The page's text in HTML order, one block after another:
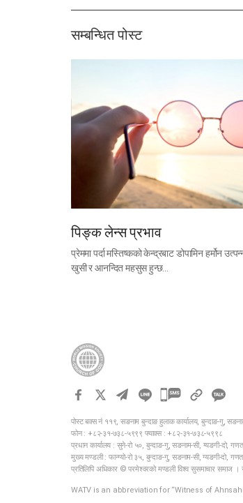
सम्बन्धित पोस्ट
पिङ्क लेन्स प्रभाव
प्रेममा पर्दा मस्तिष्कको केन्द्रबाट डोपामिन हर्मोन
खुसी र आनन्दित महसुस हुन्छ…
카
오
톡
공
하
पोस्ट बक्स नं ११९, सङनाम बुन्दाङ हुलाक कार्यालय, बुन्दाङ-गु,
फोन : +८२-३१-७३८-५९९९ फ्याक्स : +८२-३१-७३८-५९९८
प्रधान कार्यालय : सुने-रो ५०, बुन्दाङ-गु, सङनाम-सी, ग्यङगी-दो,
मुख्य मण्डली : फान्ग्यो-रो ३५, बुन्दाङ-गु, सङनाम-सी, ग्यङगी-दो,
प्रतिलिपि अधिकार © परमेश्वरको मण्डली विश्व सुसमाचार समाज ।
WATV is an abbreviation for “Witness of